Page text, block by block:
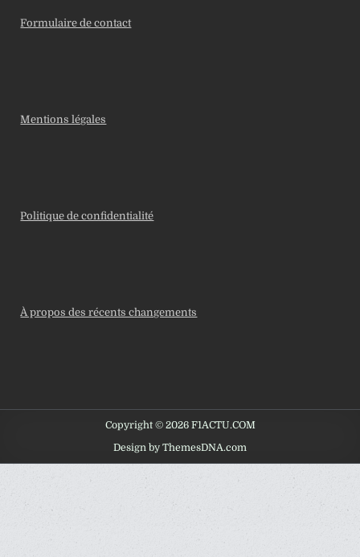
Formulaire de contact
Mentions légales
Politique de confidentialité
À propos des récents changements
Copyright © 2026 F1ACTU.COM
Design by ThemesDNA.com